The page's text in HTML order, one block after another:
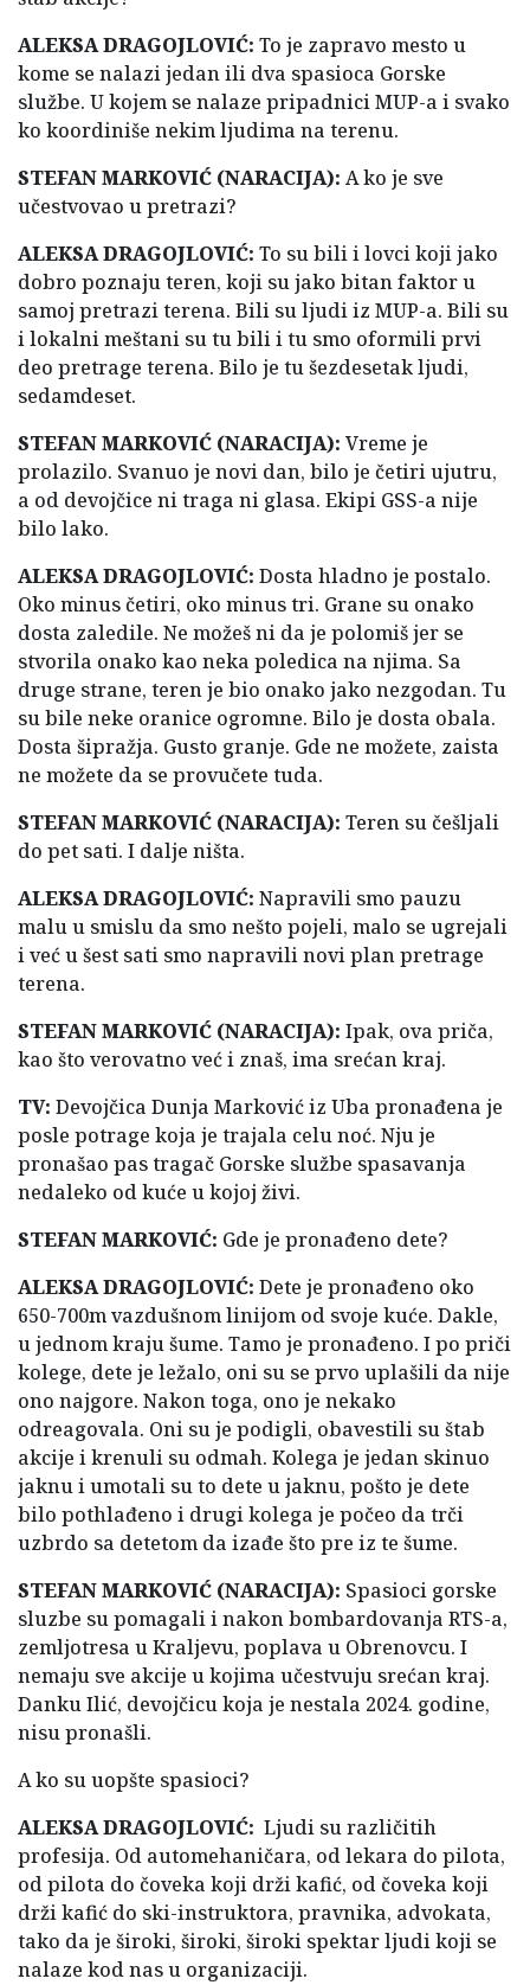
ALEKSA DRAGOJLOVIĆ: To je zapravo mesto u
kome se nalazi jedan ili dva spasioca Gorske
službe. U kojem se nalaze pripadnici MUP-a i svako
ko koordiniše nekim ljudima na terenu.
STEFAN MARKOVIĆ (NARACIJA): A ko je sve
učestvovao u pretrazi?
ALEKSA DRAGOJLOVIĆ: To su bili i lovci koji jako
dobro poznaju teren, koji su jako bitan faktor u
samoj pretrazi terena. Bili su ljudi iz MUP-a. Bili su
i lokalni meštani su tu bili i tu smo oformili prvi
deo pretrage terena. Bilo je tu šezdesetak ljudi,
sedamdeset.
STEFAN MARKOVIĆ (NARACIJA): Vreme je
prolazilo. Svanuo je novi dan, bilo je četiri ujutru,
a od devojčice ni traga ni glasa. Ekipi GSS-a nije
bilo lako.
ALEKSA DRAGOJLOVIĆ: Dosta hladno je postalo.
Oko minus četiri, oko minus tri. Grane su onako
dosta zaledile. Ne možeš ni da je polomiš jer se
stvorila onako kao neka poledica na njima. Sa
druge strane, teren je bio onako jako nezgodan. Tu
su bile neke oranice ogromne. Bilo je dosta obala.
Dosta šipražja. Gusto granje. Gde ne možete, zaista
ne možete da se provučete tuda.
STEFAN MARKOVIĆ (NARACIJA): Teren su češljali
do pet sati. I dalje ništa.
ALEKSA DRAGOJLOVIĆ: Napravili smo pauzu
malu u smislu da smo nešto pojeli, malo se ugrejali
i već u šest sati smo napravili novi plan pretrage
terena.
STEFAN MARKOVIĆ (NARACIJA): Ipak, ova priča,
kao što verovatno već i znaš, ima srećan kraj.
TV: Devojčica Dunja Marković iz Uba pronađena je
posle potrage koja je trajala celu noć. Nju je
pronašao pas tragač Gorske službe spasavanja
nedaleko od kuće u kojoj živi.
STEFAN MARKOVIĆ: Gde je pronađeno dete?
ALEKSA DRAGOJLOVIĆ: Dete je pronađeno oko
650-700m vazdušnom linijom od svoje kuće. Dakle,
u jednom kraju šume. Tamo je pronađeno. I po priči
kolege, dete je ležalo, oni su se prvo uplašili da nije
ono najgore. Nakon toga, ono je nekako
odreagovala. Oni su je podigli, obavestili su štab
akcije i krenuli su odmah. Kolega je jedan skinuo
jaknu i umotali su to dete u jaknu, pošto je dete
bilo pothlađeno i drugi kolega je počeo da trči
uzbrdo sa detetom da izađe što pre iz te šume.
STEFAN MARKOVIĆ (NARACIJA): Spasioci gorske
sluzbe su pomagali i nakon bombardovanja RTS-a,
zemljotresa u Kraljevu, poplava u Obrenovcu. I
nemaju sve akcije u kojima učestvuju srećan kraj.
Danku Ilić, devojčicu koja je nestala 2024. godine,
nisu pronašli.
A ko su uopšte spasioci?
ALEKSA DRAGOJLOVIĆ: Ljudi su različitih
profesija. Od automehaničara, od lekara do pilota,
od pilota do čoveka koji drži kafić, od čoveka koji
drži kafić do ski-instruktora, pravnika, advokata,
tako da je široki, široki, široki spektar ljudi koji se
nalaze kod nas u organizaciji.